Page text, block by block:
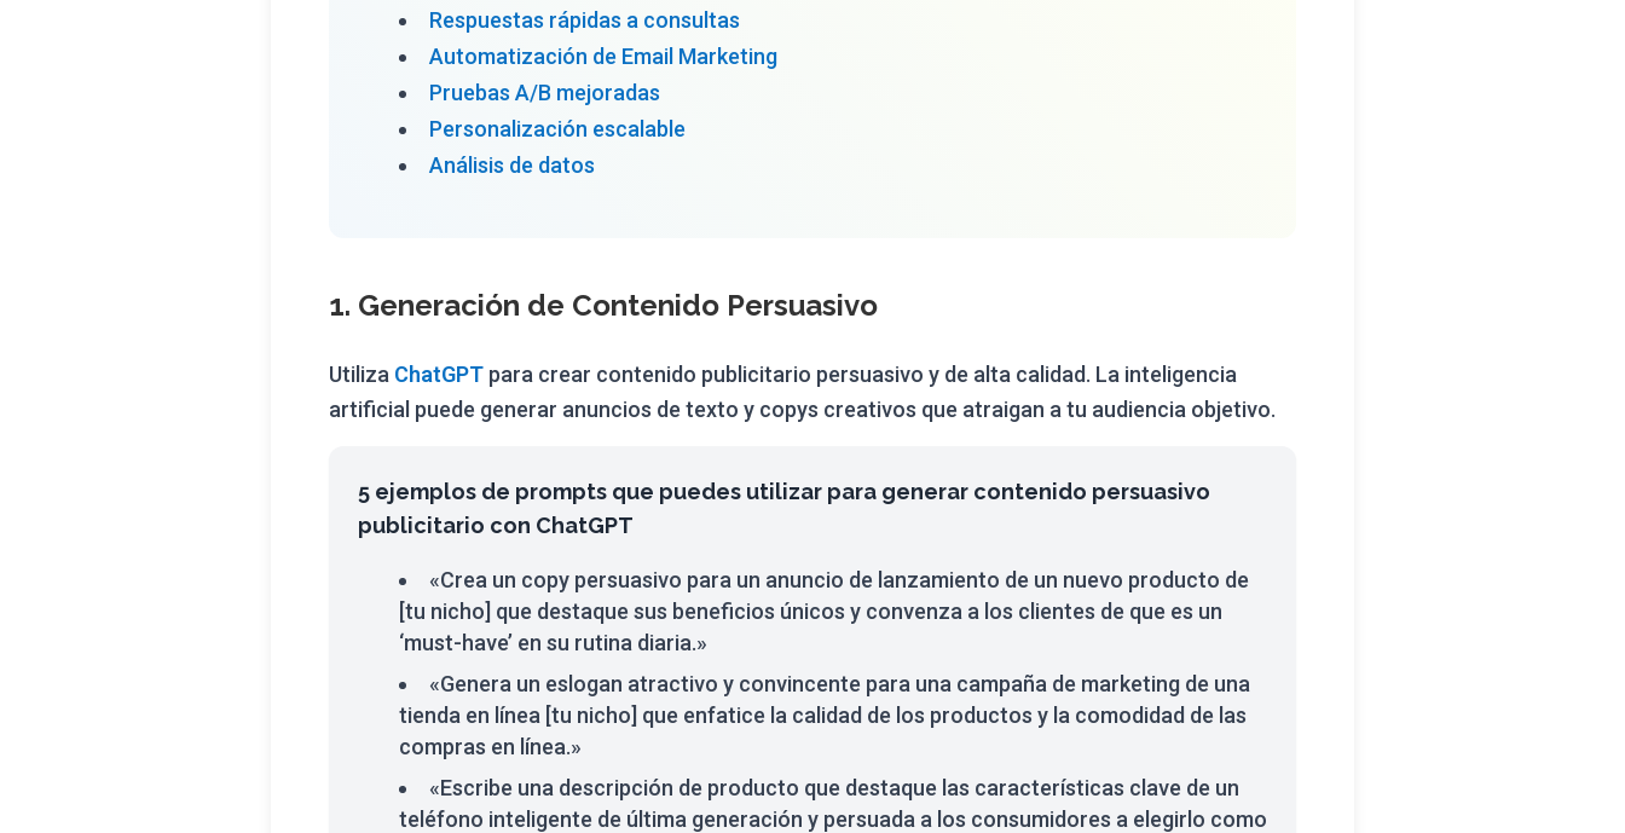
Respuestas rápidas a consultas
Automatización de Email Marketing
Pruebas A/B mejoradas
Personalización escalable
Análisis de datos
1. Generación de Contenido Persuasivo
Utiliza ChatGPT para crear contenido publicitario persuasivo y de alta calidad. La inteligencia
artificial puede generar anuncios de texto y copys creativos que atraigan a tu audiencia objetivo.
5 ejemplos de prompts que puedes utilizar para generar contenido persuasivo
publicitario con ChatGPT
«Crea un copy persuasivo para un anuncio de lanzamiento de un nuevo producto de
[tu nicho] que destaque sus beneficios únicos y convenza a los clientes de que es un
‘must-have’ en su rutina diaria.»
«Genera un eslogan atractivo y convincente para una campaña de marketing de una
tienda en línea [tu nicho] que enfatice la calidad de los productos y la comodidad de las
compras en línea.»
«Escribe una descripción de producto que destaque las características clave de un
teléfono inteligente de última generación y persuada a los consumidores a elegirlo como